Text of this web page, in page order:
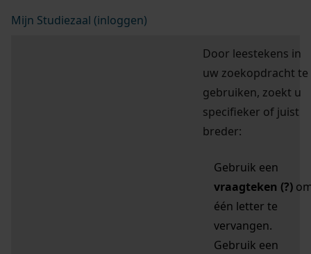
Mijn Studiezaal (inloggen)
Door leestekens in
uw zoekopdracht te
gebruiken, zoekt u
specifieker of juist
breder:
Gebruik een
vraagteken (?)
één letter te
vervangen.
Gebruik een